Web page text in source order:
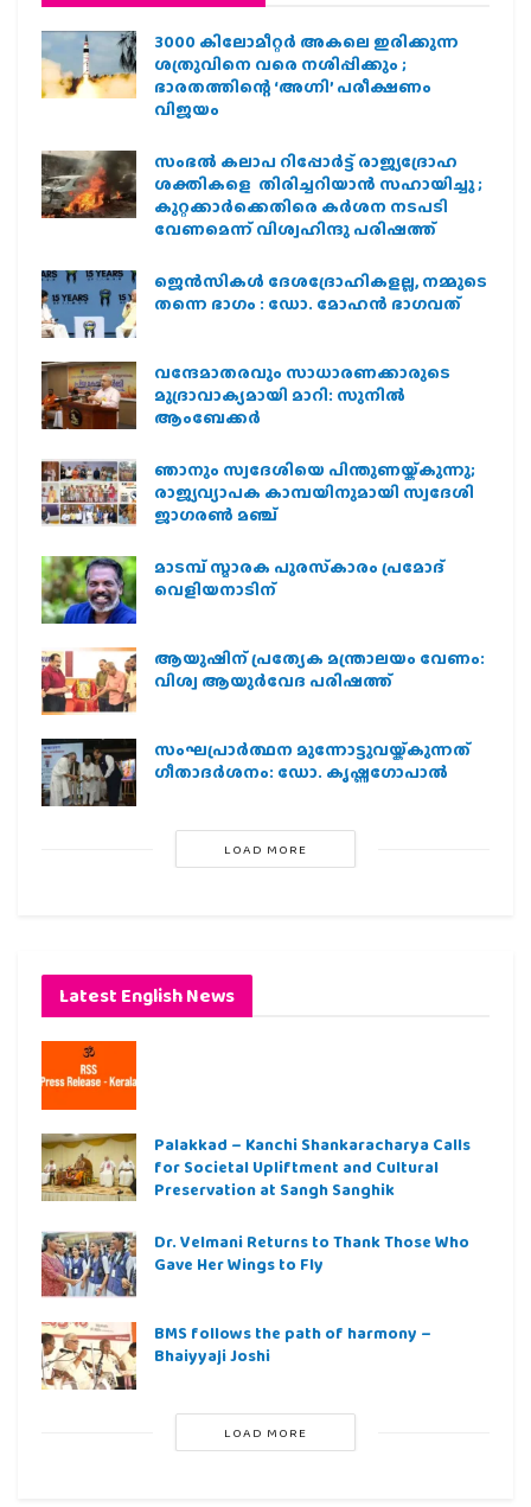
3000 കിലോമീറ്റർ അകലെ ഇരിക്കുന്ന
ശത്രുവിനെ വരെ നശിപ്പിക്കും ;
ഭാരതത്തിന്റെ ‘അഗ്നി’ പരീക്ഷണം
വിജയം
സംഭൽ കലാപ റിപ്പോർട്ട് രാജ്യദ്രോഹ
ശക്തികളെ തിരിച്ചറിയാൻ സഹായിച്ചു ;
കുറ്റക്കാർക്കെതിരെ കർശന നടപടി
വേണമെന്ന് വിശ്വഹിന്ദു പരിഷത്ത്
ജെന്‍സികള്‍ ദേശദ്രോഹികളല്ല, നമ്മുടെ
തന്നെ ഭാഗം : ഡോ. മോഹന്‍ ഭാഗവത്
വന്ദേമാതരവും സാധാരണക്കാരുടെ
മുദ്രാവാക്യമായി മാറി: സുനിൽ
ആംബേക്കർ
ഞാനും സ്വദേശിയെ പിന്തുണയ്ക്കുന്നു;
രാജ്യവ്യാപക കാമ്പയിനുമായി സ്വദേശി
ജാഗരണ്‍ മഞ്ച്
മാടമ്പ് സ്മാരക പുരസ്‌കാരം പ്രമോദ്
വെളിയനാടിന്
ആയുഷിന് പ്രത്യേക മന്ത്രാലയം വേണം:
വിശ്വ ആയുര്‍വേദ പരിഷത്ത്
സംഘപ്രാര്‍ത്ഥന മുന്നോട്ടുവയ്ക്കുന്നത്
ഗീതാദര്‍ശനം: ഡോ. കൃഷ്ണഗോപാല്‍
LOAD MORE
Latest English News
Palakkad – Kanchi Shankaracharya Calls
for Societal Upliftment and Cultural
Preservation at Sangh Sanghik
Dr. Velmani Returns to Thank Those Who
Gave Her Wings to Fly
BMS follows the path of harmony –
Bhaiyyaji Joshi
LOAD MORE